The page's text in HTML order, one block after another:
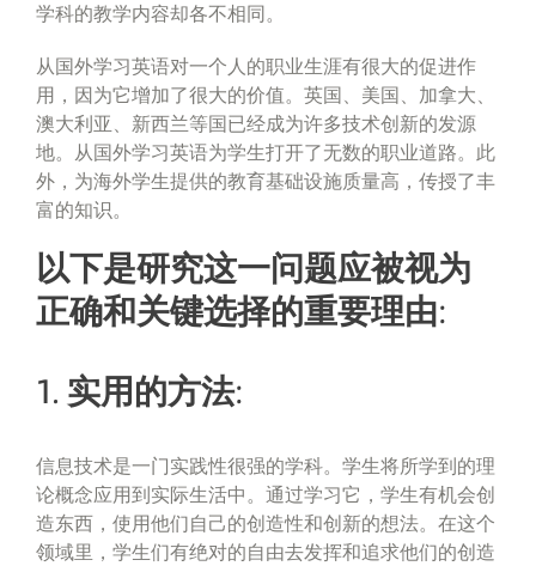
学科的教学内容却各不相同。
从国外学习英语对一个人的职业生涯有很大的促进作
用，因为它增加了很大的价值。英国、美国、加拿大、
澳大利亚、新西兰等国已经成为许多技术创新的发源
地。从国外学习英语为学生打开了无数的职业道路。此
外，为海外学生提供的教育基础设施质量高，传授了丰
富的知识。
以下是研究这一问题应被视为
正确和关键选择的重要理由:
1. 实用的方法:
信息技术是一门实践性很强的学科。学生将所学到的理
论概念应用到实际生活中。通过学习它，学生有机会创
造东西，使用他们自己的创造性和创新的想法。在这个
领域里，学生们有绝对的自由去发挥和追求他们的创造